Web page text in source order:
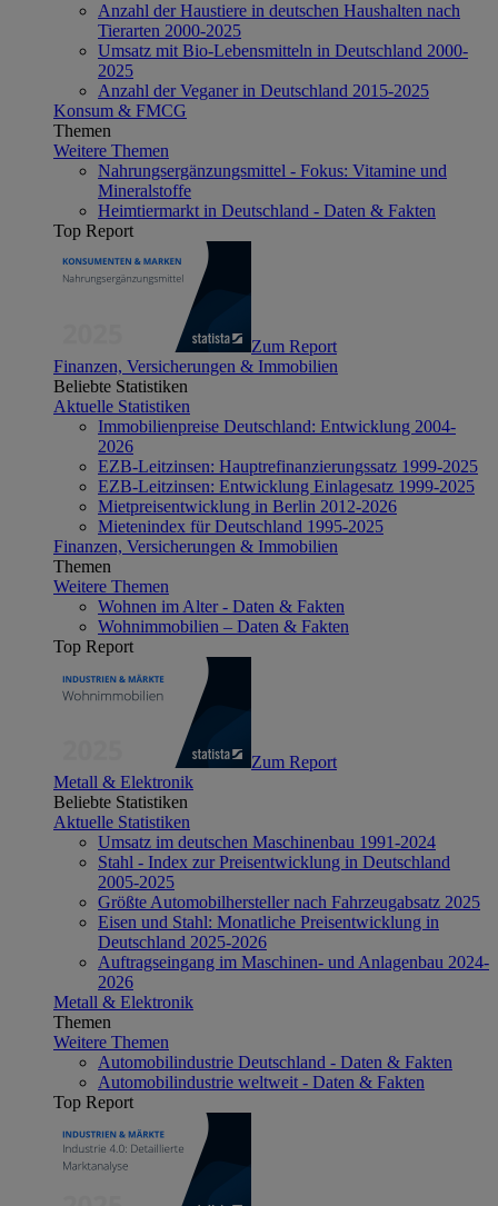
Anzahl der Haustiere in deutschen Haushalten nach
Tierarten 2000-2025
Umsatz mit Bio-Lebensmitteln in Deutschland 2000-
2025
Anzahl der Veganer in Deutschland 2015-2025
Konsum & FMCG
Themen
Weitere Themen
Nahrungsergänzungsmittel - Fokus: Vitamine und
Mineralstoffe
Heimtiermarkt in Deutschland - Daten & Fakten
Top Report
Zum Report
Finanzen, Versicherungen & Immobilien
Beliebte Statistiken
Aktuelle Statistiken
Immobilienpreise Deutschland: Entwicklung 2004-
2026
EZB-Leitzinsen: Hauptrefinanzierungssatz 1999-2025
EZB-Leitzinsen: Entwicklung Einlagesatz 1999-2025
Mietpreisentwicklung in Berlin 2012-2026
Mietenindex für Deutschland 1995-2025
Finanzen, Versicherungen & Immobilien
Themen
Weitere Themen
Wohnen im Alter - Daten & Fakten
Wohnimmobilien – Daten & Fakten
Top Report
Zum Report
Metall & Elektronik
Beliebte Statistiken
Aktuelle Statistiken
Umsatz im deutschen Maschinenbau 1991-2024
Stahl - Index zur Preisentwicklung in Deutschland
2005-2025
Größte Automobilhersteller nach Fahrzeugabsatz 2025
Eisen und Stahl: Monatliche Preisentwicklung in
Deutschland 2025-2026
Auftragseingang im Maschinen- und Anlagenbau 2024-
2026
Metall & Elektronik
Themen
Weitere Themen
Automobilindustrie Deutschland - Daten & Fakten
Automobilindustrie weltweit - Daten & Fakten
Top Report